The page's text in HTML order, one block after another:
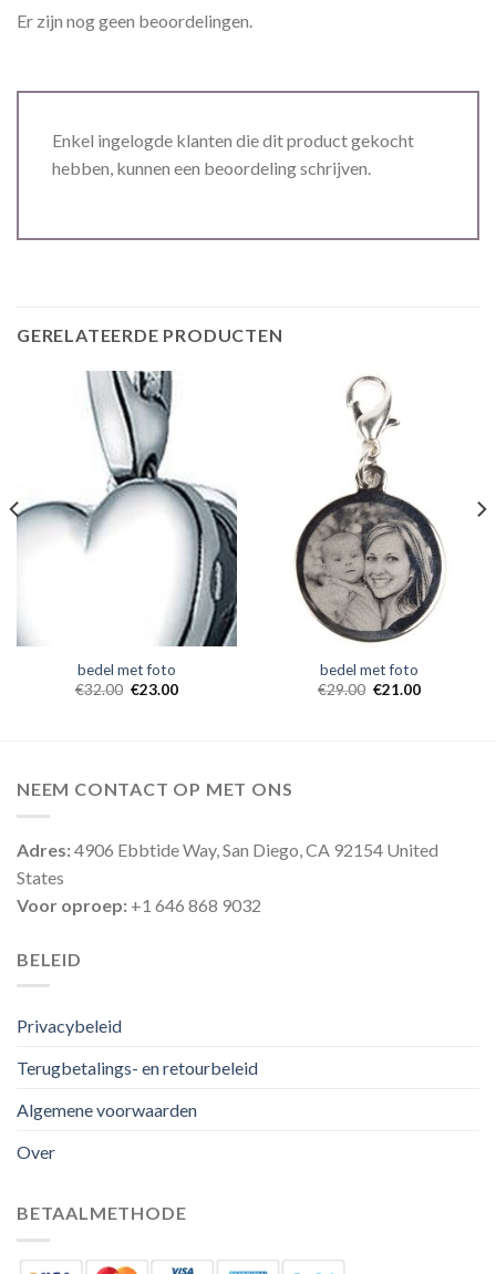
Er zijn nog geen beoordelingen.
Enkel ingelogde klanten die dit product gekocht
hebben, kunnen een beoordeling schrijven.
GERELATEERDE PRODUCTEN
bedel met foto
€32.00 €23.00
bedel met foto
€29.00 €21.00
NEEM CONTACT OP MET ONS
Adres:4906 Ebbtide Way, San Diego, CA 92154 United
States
Voor oproep: +1 646 868 9032
BELEID
Privacybeleid
Terugbetalings- en retourbeleid
Algemene voorwaarden
Over
BETAALMETHODE